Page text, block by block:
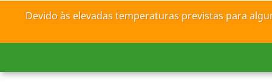
Devido às elevadas temperaturas previstas para